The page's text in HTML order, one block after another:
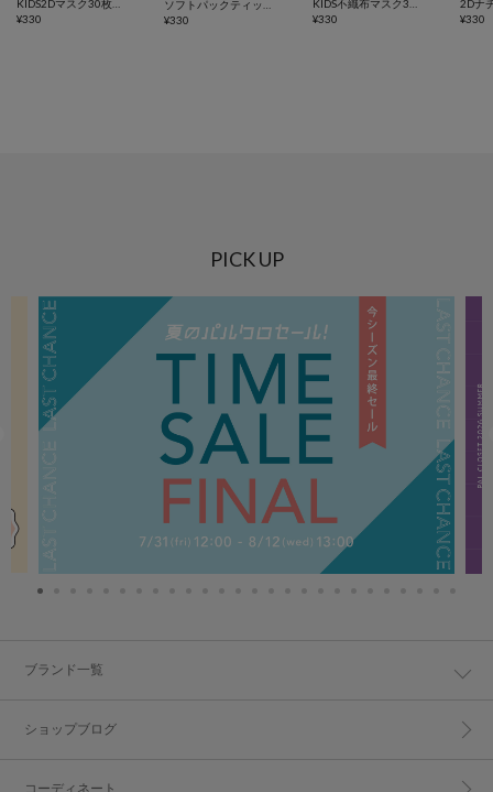
¥330
¥330
¥330 ¥330
PICK UP
ブランド一覧
ショップブログ
コーディネート